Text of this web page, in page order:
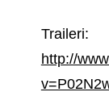
Traileri:
http://